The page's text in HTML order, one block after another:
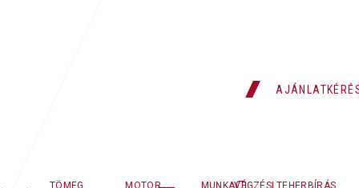
TÖMEG
MOTOR
MUNKAVÉGZÉSI TEHERBÍRÁS